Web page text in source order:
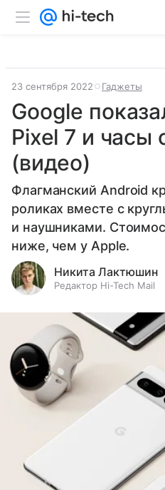
23 сентября 2022 Гаджеты
Google
Pixel 7 и часы
(видео)
Флагманский Android
роликах вместе с
и наушниками.
ниже, чем у Apple.
Никита Лактюшин
Редактор Hi-Tech Mail